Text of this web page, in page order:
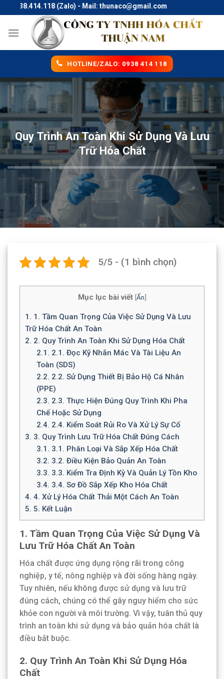
to
content
(Zalo) - Mail: thunaco@gmail.com
HOTLINE/ZALO: 0938 414 118
Quy Trình An Toàn Khi Sử Dụng Và Lưu
Trữ Hóa Chất
5/5 - (1 bình chọn)
Mục lục bài viết [Ẩn]
1. 1. Tầm Quan Trọng Của Việc Sử Dụng Và Lưu
Trữ Hóa Chất An Toàn
2. 2. Quy Trình An Toàn Khi Sử Dụng Hóa Chất
2.1. 2.1. Đọc Kỹ Nhãn Mác Và Tài Liệu An
Toàn (SDS)
2.2. 2.2. Sử Dụng Thiết Bị Bảo Hộ Cá Nhân
(PPE)
2.3. 2.3. Thực Hiện Đúng Quy Trình Khi Pha
Chế Hoặc Sử Dụng
2.4. 2.4. Kiểm Soát Rủi Ro Và Xử Lý Sự Cố
3. 3. Quy Trình Lưu Trữ Hóa Chất Đúng Cách
3.1. 3.1. Phân Loại Và Sắp Xếp Hóa Chất
3.2. 3.2. Điều Kiện Bảo Quản An Toàn
3.3. 3.3. Kiểm Tra Định Kỳ Và Quản Lý Tồn Kho
3.4. 3.4. Sơ Đồ Sắp Xếp Kho Hóa Chất
4. 4. Xử Lý Hóa Chất Thải Một Cách An Toàn
5. 5. Kết Luận
1. Tầm Quan Trọng Của Việc Sử Dụng Và
Lưu Trữ Hóa Chất An Toàn
Hóa chất được ứng dụng rộng rãi trong công
nghiệp, y tế, nông nghiệp và đời sống hàng ngày.
Tuy nhiên, nếu không được sử dụng và lưu trữ
đúng cách, chúng có thể gây nguy hiểm cho sức
khỏe con người và môi trường. Vì vậy, tuân thủ quy
trình an toàn khi sử dụng và bảo quản hóa chất là
điều bắt buộc.
2. Quy Trình An Toàn Khi Sử Dụng Hóa
Chất